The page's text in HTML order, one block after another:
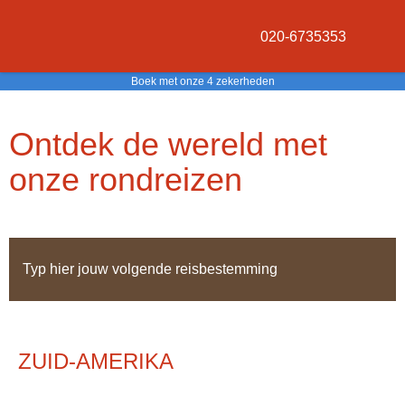
020-6735353
Boek met onze 4 zekerheden
Ontdek de wereld met
onze rondreizen
ZUID-AMERIKA